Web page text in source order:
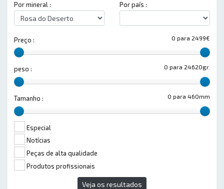
Por mineral : Por país :
0 para 2499€
Preço :
0 para 24620gr.
peso :
0 para 460mm
Tamanho :
Especial
Notícias
Peças de alta qualidade
Produtos profissionais
Veja os resultados